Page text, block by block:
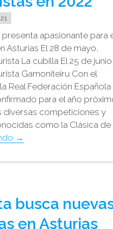
presenta apasionante para
Asturias El 28 de mayo,
La cubilla El 25 de junio,
Gamoniteiru Con el
Real Federación
para el año
diversas competiciones y
como la Clásica de
"La
y
para
en
→
busca
en Asturias